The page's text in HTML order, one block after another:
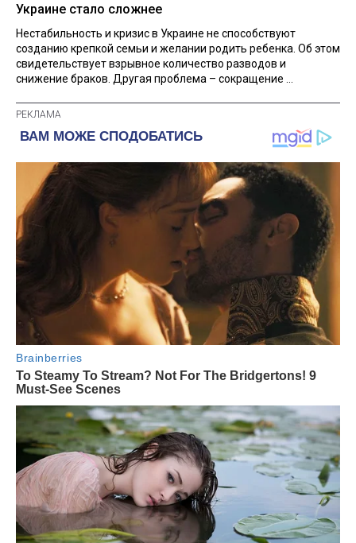
Украине стало сложнее
Нестабильность и кризис в Украине не способствуют
созданию крепкой семьи и желании родить ребенка. Об этом
свидетельствует взрывное количество разводов и
снижение браков. Другая проблема – сокращение ...